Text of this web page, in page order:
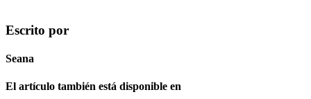
Escrito por
Seana
El artículo también está disponible en